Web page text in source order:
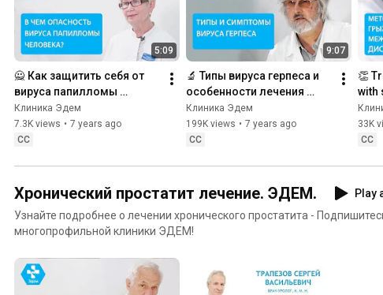
на Хеликобактер? Зачем нужна профессиональная чистка зубов?
Air Flow? Что такое плазмолифтинг в гинекологии, неврологии,
Как работает ударно-волновая терапия? На эти и другие вопросы
эксперты.
5:09
🙅 Как защитить себя от
вируса папилломы
человека. Вирус
папилломы человека. 12+
Клиника Эдем
7.3K views • 7 years ago
CC
9:07
🔬 Типы вируса герпеса и
особенности лечения
каждого. Герпес на теле.
ЭДЕМ. 12+
Клиника Эдем
199K views • 7 years ago
CC
👏
with
33K
CC
Хронический простатит лечение. ЭДЕМ.
Play
Узнайте подробнее о лечении хронического простатита -
многопрофильной клиники ЭДЕМ!